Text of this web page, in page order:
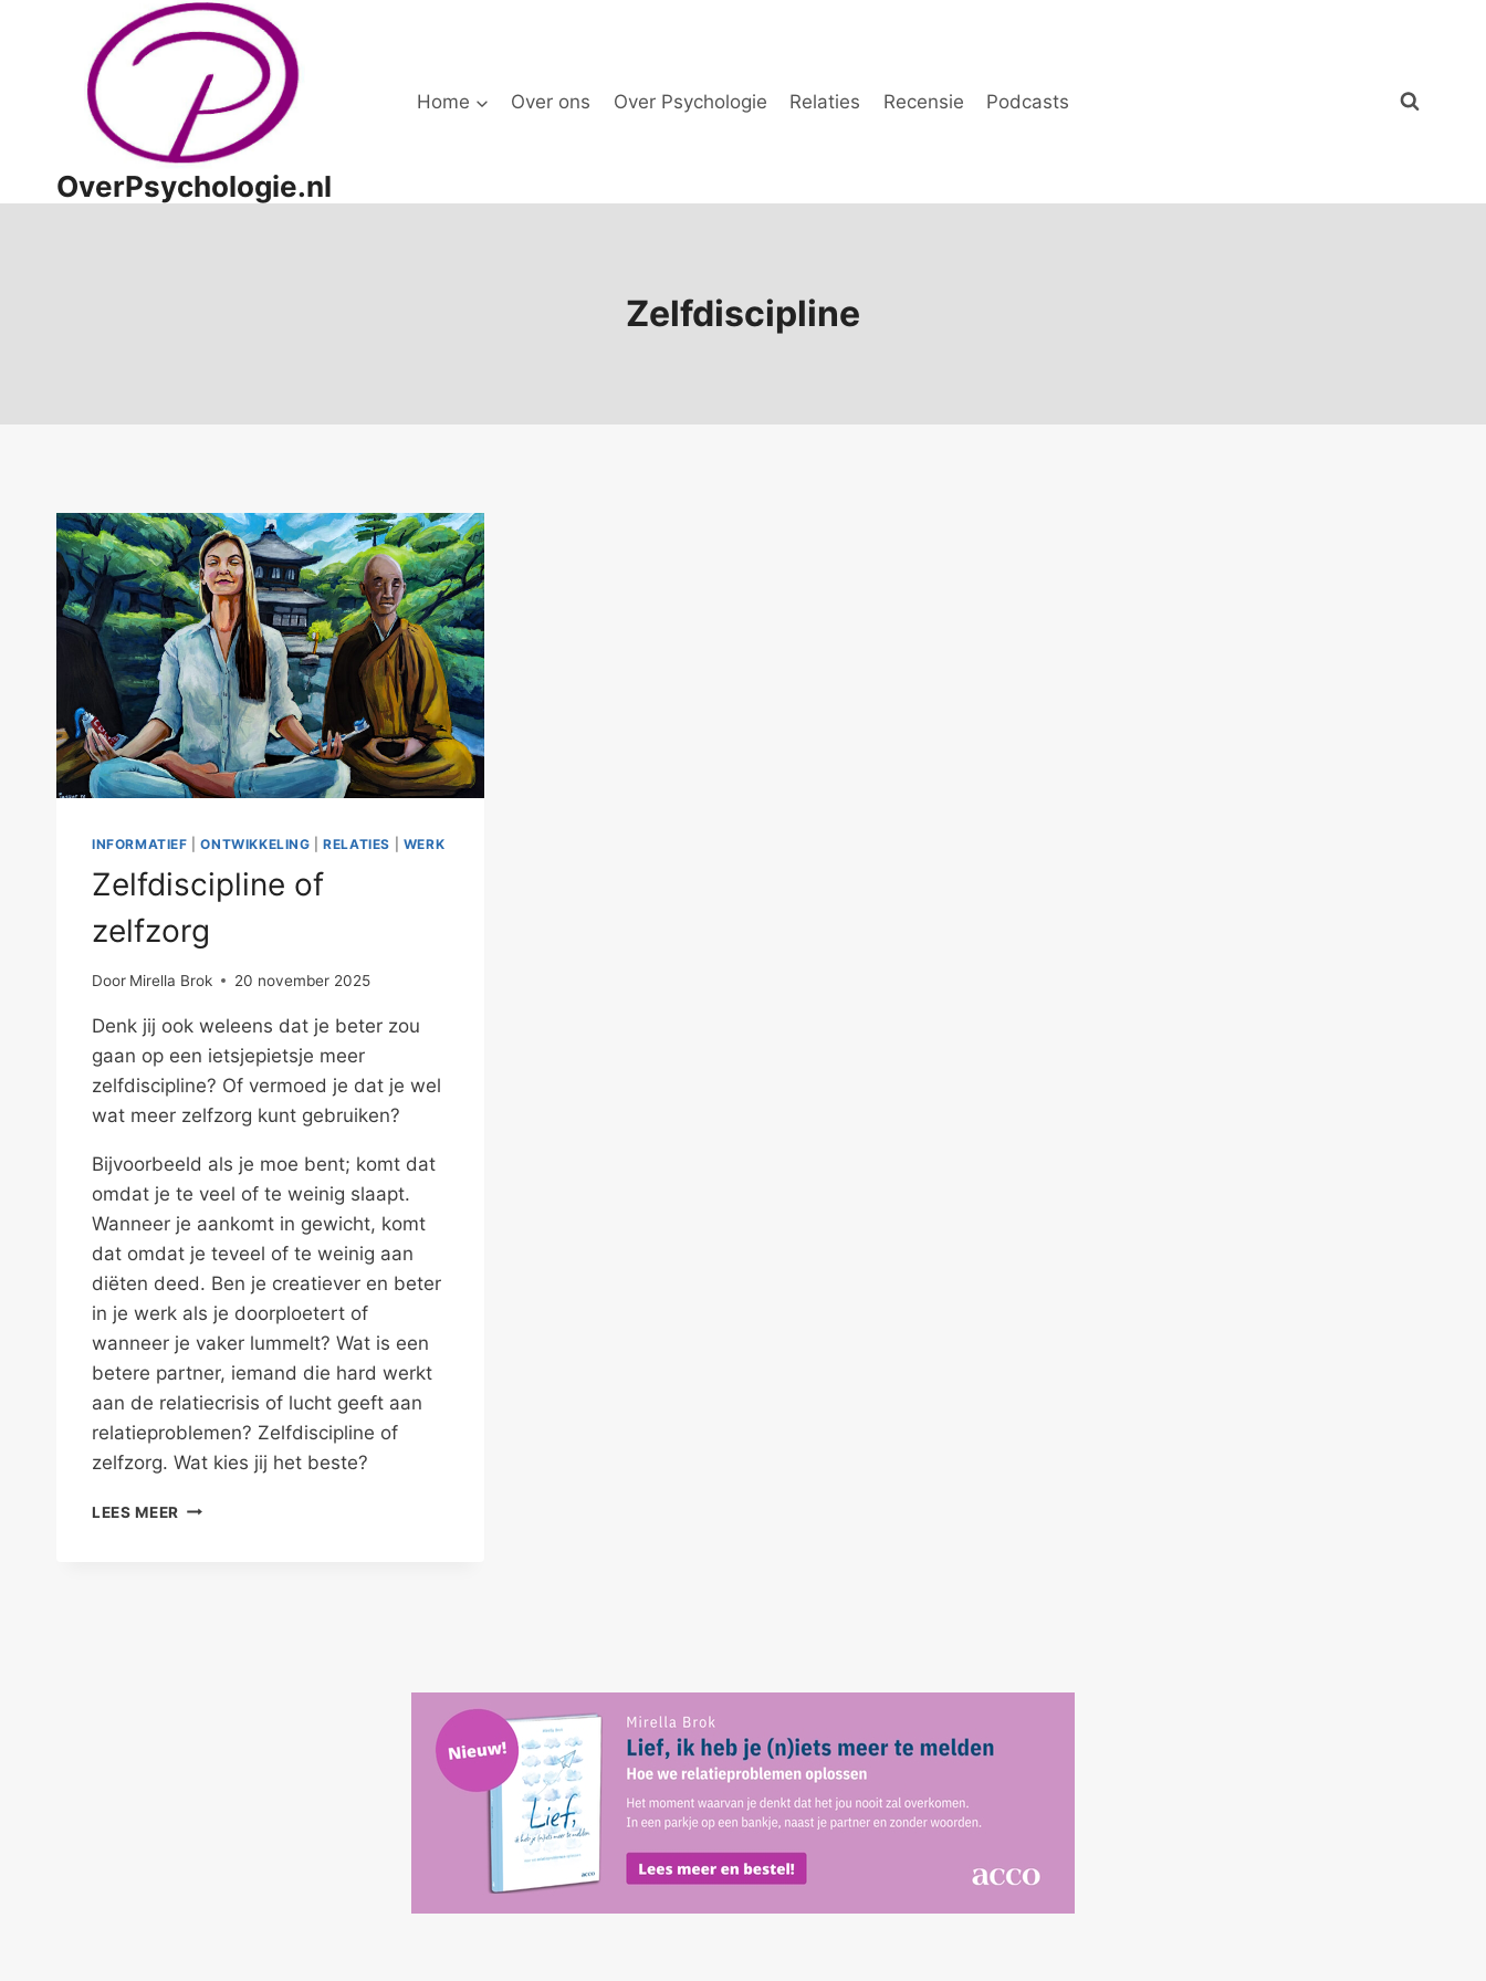
OverPsychologie.nl
Home Over ons Over Psychologie Relaties Recensie Podcasts
Zelfdiscipline
INFORMATIEF |ONTWIKKELING |RELATIES WERK
Zelfdiscipline of
zelfzorg
Door Mirella Brok 20 november 2025
Denk jij ook weleens dat je beter zou
gaan op een ietsjepietsje meer
zelfdiscipline? Of vermoed je dat je wel
wat meer zelfzorg kunt gebruiken?
Bijvoorbeeld als je moe bent; komt dat
omdat je te veel of te weinig slaapt.
Wanneer je aankomt in gewicht, komt
dat omdat je teveel of te weinig aan
diëten deed. Ben je creatiever en beter
in je werk als je doorploetert of
wanneer je vaker lummelt? Wat is een
betere partner, iemand die hard werkt
aan de relatiecrisis of lucht geeft aan
relatieproblemen? Zelfdiscipline of
zelfzorg. Wat kies jij het beste?
LEES MEER ZELFDISCIPLINE